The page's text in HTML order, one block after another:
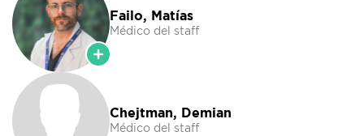
Failo, Matías
Médico del staff
Chejtman, Demian
Médico del staff